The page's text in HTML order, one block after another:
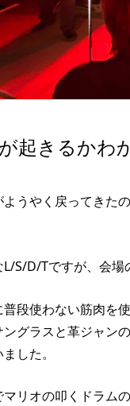
起きるかわ
うやく戻ってきた
S/D/Tですが、会場
段使わない筋肉を
ングラスと革ジャン
した。
リオの叩くドラム